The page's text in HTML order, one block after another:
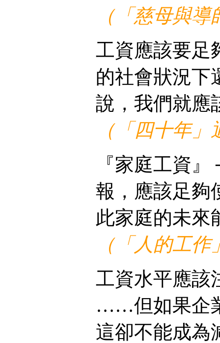
（「慈母與
工資應該要
的社會狀況下
說，我們就應
（「四十年
『家庭工資
報，應該足夠
此家庭的未來
（「人的工
工資水平應該
……但如果企
這卻不能成為